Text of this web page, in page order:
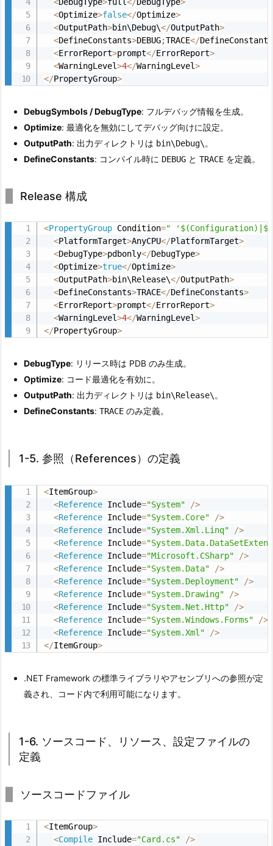
プ
パ
テ
ィ
の
義
2.
4.
ル
ド
成
別
ロ
5.
-
参
照
e
f
e
n
e
s）
義
2.
6.
<Optimize>false</Optimize>
<OutputPath>bin\Debug\</OutputPath>
<DefineConstants>DEBUG;TRACE</DefineConstants
<ErrorReport>prompt</ErrorReport>
<WarningLevel>4</WarningLevel>
</PropertyGroup>
DebugSymbols / DebugType: フルデバッグ情報を生成。
Optimize: 最適化を無効にしてデバッグ向けに設定。
OutputPath: 出力ディレクトリは bin\Debug\ 。
DefineConstants: コンパイル時に DEBUG と TRACE を定義。
Release 構成
<PropertyGroup Condition="
<PlatformTarget>AnyCPU</PlatformTarget>
<DebugType>pdbonly</DebugType>
<Optimize>true</Optimize>
<OutputPath>bin\Release\</OutputPath>
<DefineConstants>TRACE</DefineConstants>
<ErrorReport>prompt</ErrorReport>
<WarningLevel>4</WarningLevel>
</PropertyGroup>
DebugType: リリース時は PDB のみ生成。
Optimize: コード最適化を有効に。
OutputPath: 出力ディレクトリは bin\Release\ 。
DefineConstants: TRACE のみ定義。
1-5. 参照（References）の定義
<ItemGroup>
<Reference Include="System" />
<Reference Include="System.Core" />
<Reference Include="System.Xml.Linq" />
<Reference Include=
<Reference Include="Microsoft.CSharp" />
<Reference Include="System.Data" />
<Reference Include="System.Deployment" />
<Reference Include="System.Drawing" />
<Reference Include="System.Net.Http" />
<Reference Include="System.Windows.Forms" />
<Reference Include="System.Xml" />
</ItemGroup>
.NET Framework の標準ライブラリやアセンブリへの参照が定
義され、コード内で利用可能になります。
1-6. ソースコード、リソース、設定ファイルの
定義
ソースコードファイル
<ItemGroup>
<Compile Include="Card.cs" />